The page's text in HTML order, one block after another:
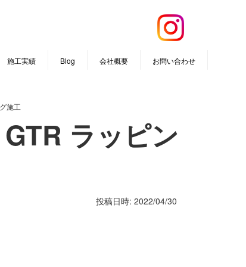
施工実績 Blog 会社概要 お問い合わせ
施工
ラッピン
投稿日時: 2022/04/30